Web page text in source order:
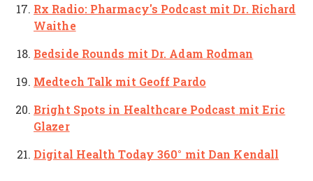
Rx Radio: Pharmacy's Podcast mit Dr. Richard
Waithe
Bedside Rounds mit Dr. Adam Rodman
Medtech Talk mit Geoff Pardo
Bright Spots in Healthcare Podcast mit Eric
Glazer
Digital Health Today 360° mit Dan Kendall